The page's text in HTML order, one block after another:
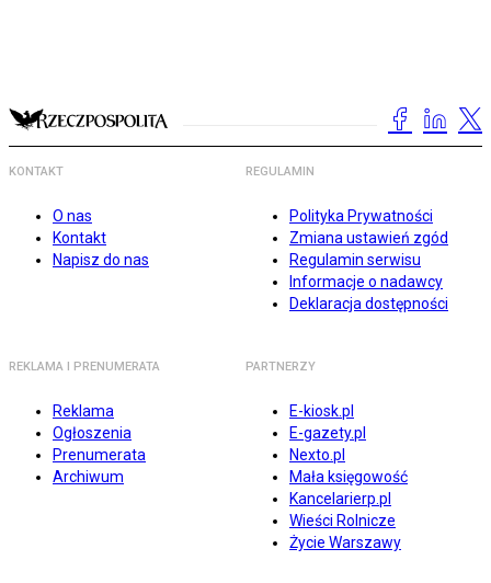
KONTAKT
O nas
Kontakt
Napisz do nas
REGULAMIN
Polityka Prywatności
Zmiana ustawień zgód
Regulamin serwisu
Informacje o nadawcy
Deklaracja dostępności
REKLAMA I PRENUMERATA
Reklama
Ogłoszenia
Prenumerata
Archiwum
PARTNERZY
E-kiosk.pl
E-gazety.pl
Nexto.pl
Mała księgowość
Kancelarierp.pl
Wieści Rolnicze
Życie Warszawy